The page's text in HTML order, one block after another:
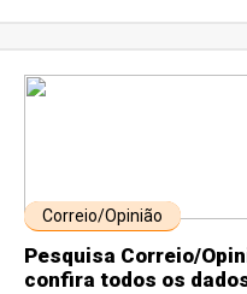
Correio/Opinião
Pesquisa Correio/
confira todos os